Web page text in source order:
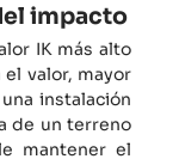
impacto
IK más alto
valor, mayor
instalación
de un terreno
mantener el